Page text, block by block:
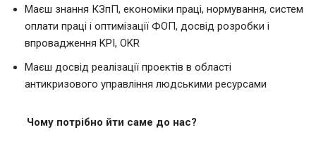
Маєш знання КЗпП, економіки праці, нормування, систем
оплати праці і оптимізації ФОП, досвід розробки і
впровадження KPI, OKR
Маєш досвід реалізації проектів в області
антикризового управління людськими ресурсами
Чому потрібно йти саме до нас?